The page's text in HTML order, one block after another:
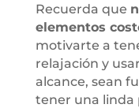
Recuerda que
elementos
motivarte a
relajación y
alcance, sean
tener una linda